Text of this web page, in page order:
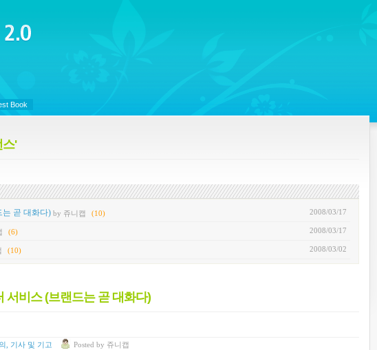
&
Book
스'
2008/03/17
는 곧 대화다) by 쥬니캡 (10)
2008/03/17
(6)
2008/03/02
(10)
서비스 (브랜드는 곧 대화다)
, 기사 및 기고 Posted by 쥬니캡